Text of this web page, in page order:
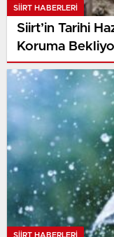
SIIRT HABERLERI
Siirt’in Tarihi
Koruma
SIIRT HABERLERI